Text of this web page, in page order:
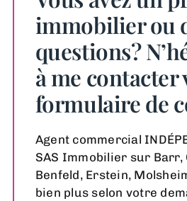
immobilier ou
questions?
à me contacter
formulaire de
Agent commercial
SAS Immobilier sur Barr,
Benfeld, Erstein,
bien plus selon votre